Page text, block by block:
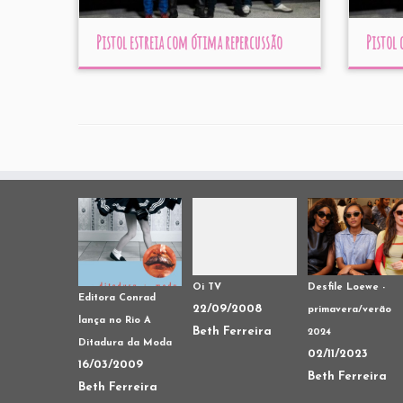
Pistol estreia com ótima repercussão Pistol
Editora Conrad
lança no Rio A
Ditadura da Moda
16/03/2009
Beth Ferreira
Oi TV
22/09/2008
Beth Ferreira
Desfile Loewe -
primavera/verão
2024
02/11/2023
Beth Ferreira